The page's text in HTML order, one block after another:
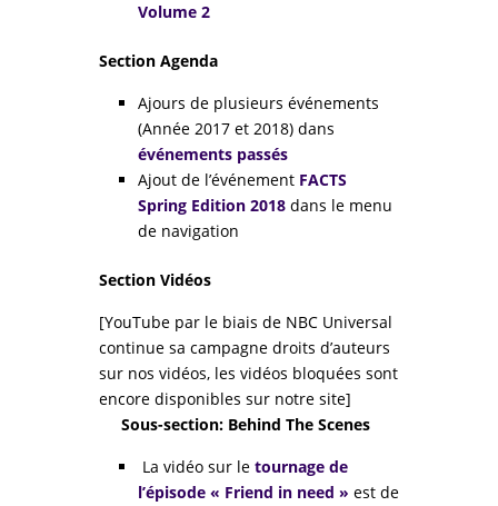
Volume 2
Section Agenda
Ajours de plusieurs événements
(Année 2017 et 2018) dans
événements passés
Ajout de l’événement FACTS
Spring Edition 2018 dans le menu
de navigation
Section Vidéos
[YouTube par le biais de NBC Universal
continue sa campagne droits d’auteurs
sur nos vidéos, les vidéos bloquées sont
encore disponibles sur notre site]
Sous-section: Behind The Scenes
La vidéo sur le tournage de
l’épisode « Friend in need » est de